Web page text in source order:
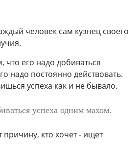
человек сам кузнец своего
что его надо добиваться
надо постоянно действовать.
успеха как и не бывало.
успеха одним махом.
причину, кто хочет - ищет